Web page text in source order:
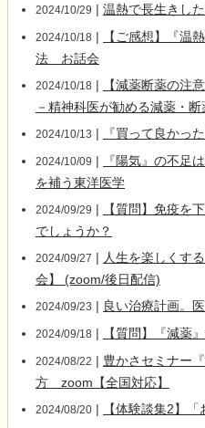
2024/10/29 | 温熱で長生きし
2024/10/18 |
【ご感想】『温
法 お話会
2024/10/18 |
【減薬断薬の注
－精神科医が勧める減薬・
2024/10/13 | 『買って良かっ
2024/10/09 |
『陽気』の不足
を補う東洋医学
2024/09/29 |
【質問】免疫を
でしょうか？
2024/09/27 | 人生を楽しくす
会】 (zoom/後日配信)
2024/09/23 | 良い治療計画。
2024/09/18 | 【質問】『減薬
2024/08/22 | 豊かさセミナー
方 zoom【全国対応】
2024/08/20| 【体験談集2】